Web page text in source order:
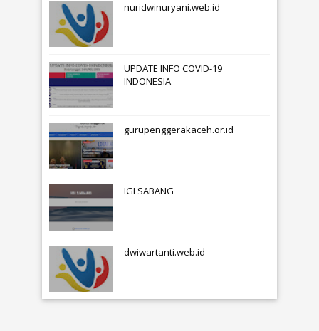
nuridwinuryani.web.id
UPDATE INFO COVID-19
INDONESIA
gurupenggerakaceh.or.id
IGI SABANG
dwiwartanti.web.id